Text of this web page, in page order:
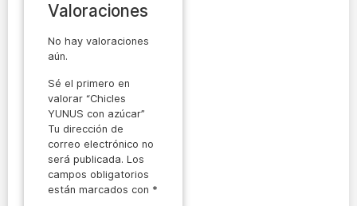
Valoraciones
No hay valoraciones
aún.
Sé el primero en
valorar “Chicles
YUNUS con azúcar”
Tu dirección de
correo electrónico no
será publicada. Los
campos obligatorios
están marcados con *